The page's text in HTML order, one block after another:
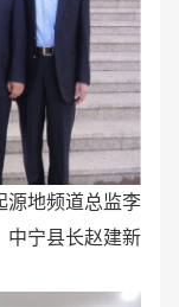
源地频道总监李
中宁县长赵建新